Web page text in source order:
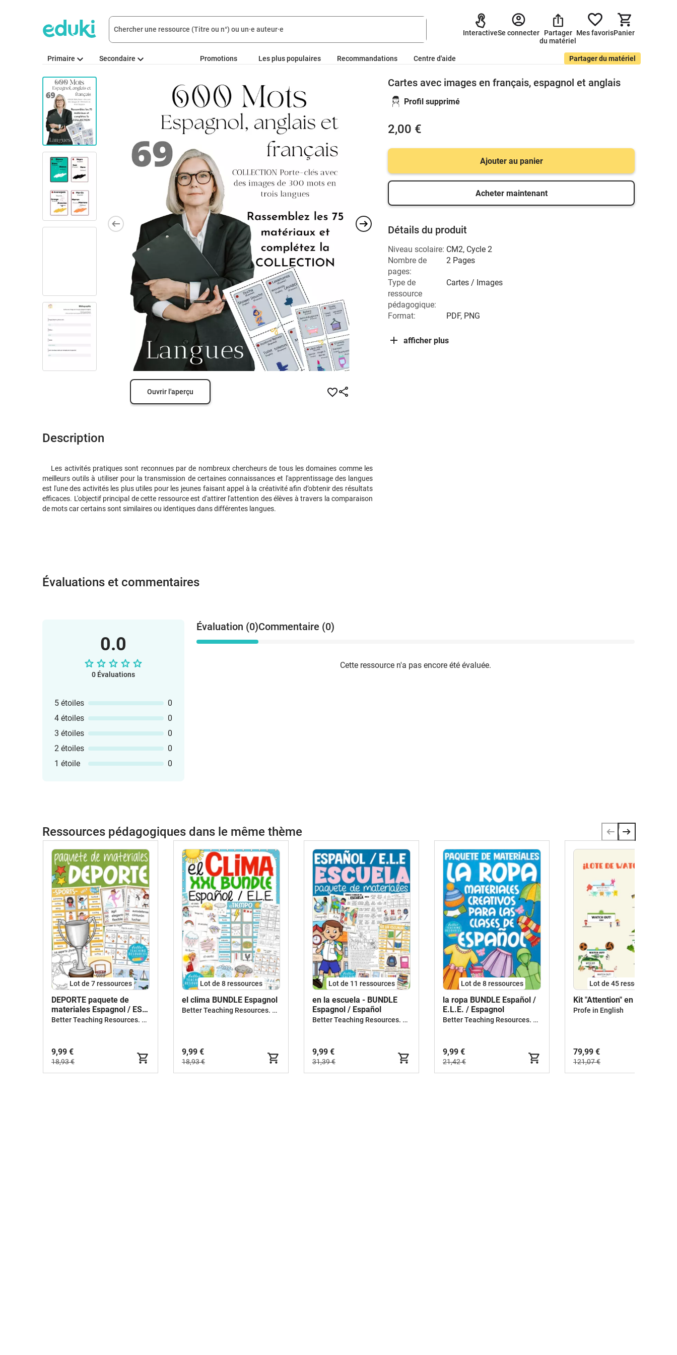
InteractiveSe connecter
Partager
du matériel
Mes favorisPanier
Primaire Secondaire Promotions Les plus populaires Recommandations Partager du matériel
Centre d'aide
Ouvrir l'aperçu
Description
Les activités pratiques sont reconnues par de nombreux chercheurs de tous les domaines comme les
meilleurs outils à utiliser pour la transmission de certaines connaissances et l'apprentissage des langues
est l'une des activités les plus utiles pour les jeunes faisant appel à la créativité afin d’obtenir des résultats
efficaces. L'objectif principal de cette ressource est d'attirer l'attention des élèves à travers la comparaison
de mots car certains sont similaires ou identiques dans différentes langues.
Cartes avec images en français, espagnol et anglais
Profil supprimé
2,00 €
Ajouter au panier
Acheter maintenant
Détails du produit
Niveau scolaire: CM2, Cycle 2
Nombre de
pages:
2 Pages
Type de
ressource
pédagogique:
Cartes / Images
Format: PDF, PNG
afficher plus
Évaluations et commentaires
0.0
0 Évaluations
5 étoiles
0
4 étoiles
0
3 étoiles
0
2 étoiles
0
1 étoile
0
Évaluation (0)Commentaire (0)
Cette ressource n'a pas encore été évaluée.
Ressources pédagogiques dans le même thème
Lot de 7 ressources
DEPORTE paquete de
materiales Espagnol / ESL
teaching resources bundle
Better Teaching Resources. Longer coffee breaks.
9,99 €
18,93 €
Lot de 8 ressources
el clima BUNDLE Espagnol
Better Teaching Resources. Longer coffee breaks.
9,99 €
18,93 €
Lot de 11 ressources
en la escuela - BUNDLE
Espagnol / Español
Better Teaching Resources. Longer coffee breaks.
9,99 €
31,39 €
Lot de 8 ressources
la ropa BUNDLE Español /
E.L.E. / Espagnol
Better Teaching Resources. Longer coffee breaks.
9,99 €
21,42 €
Lot de 45 ressources
Kit "Attention" en espagnol!
Profe in English
79,99 €
121,07 €